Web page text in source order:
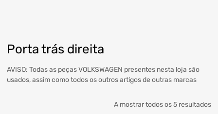
Porta trás direita
AVISO: Todas as peças VOLKSWAGEN presentes nesta loja são
usados, assim como todos os outros artigos de outras marcas
A mostrar todos os 5 resultados